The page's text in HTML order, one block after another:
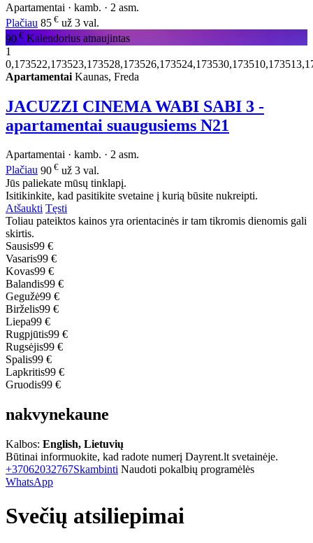
Apartamentai · kamb. · 2 asm.
Plačiau 85 € už 3 val.
90 € Kalendorius atnaujintas
1
Apartamentai Kaunas, Freda
JACUZZI CINEMA WABI SABI 3 -
apartamentai suaugusiems N21
Apartamentai · kamb. · 2 asm.
Plačiau 90 € už 3 val.
Jūs paliekate mūsų tinklapį.
Isitikinkite, kad pasitikite svetaine į kurią būsite nukreipti.
Atšaukti Tęsti
Toliau pateiktos kainos yra orientacinės ir tam tikromis dienomis gali
skirtis.
Sausis99 €
Vasaris99 €
Kovas99 €
Balandis99 €
Gegužė99 €
Birželis99 €
Liepa99 €
Rugpjūtis99 €
Rugsėjis99 €
Spalis99 €
Lapkritis99 €
Gruodis99 €
nakvynekaune
Kalbos: English, Lietuvių
Būtinai informuokite, kad radote numerį Dayrent.lt svetainėje.
+37062032767Skambinti Naudoti pokalbių programėlės
WhatsApp
Svečių atsiliepimai